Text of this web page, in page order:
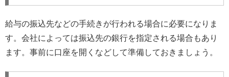
給与の振込先などの手続きが行われる場合に必要になりま
す。会社によっては振込先の銀行を指定される場合もあり
ます。事前に口座を開くなどして準備しておきましょう。